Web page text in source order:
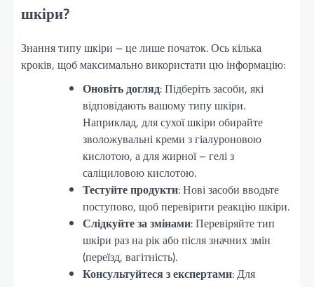
шкіри?
Знання типу шкіри – це лише початок. Ось кілька
кроків, щоб максимально використати цю інформацію:
Оновіть догляд: Підберіть засоби, які
відповідають вашому типу шкіри.
Наприклад, для сухої шкіри обирайте
зволожувальні креми з гіалуроновою
кислотою, а для жирної – гелі з
саліциловою кислотою.
Тестуйте продукти: Нові засоби вводьте
поступово, щоб перевірити реакцію шкіри.
Слідкуйте за змінами: Перевіряйте тип
шкіри раз на рік або після значних змін
(переїзд, вагітність).
Консультуйтеся з експертами: Для